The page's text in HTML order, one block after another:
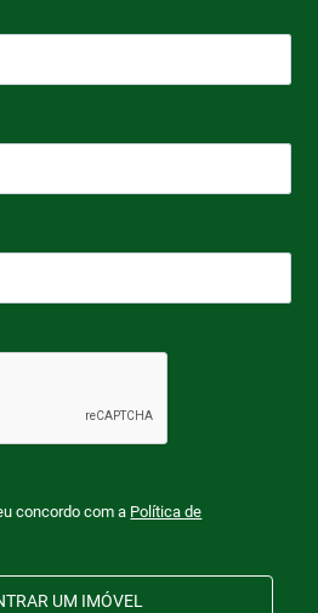
concordo com a Política de
UM IMÓVEL